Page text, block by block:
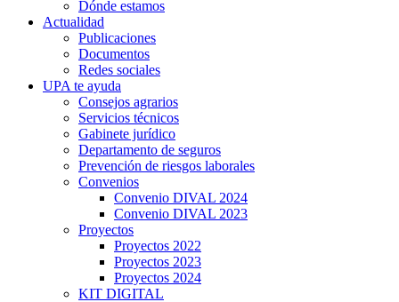
Dónde estamos
Actualidad
Publicaciones
Documentos
Redes sociales
UPA te ayuda
Consejos agrarios
Servicios técnicos
Gabinete jurídico
Departamento de seguros
Prevención de riesgos laborales
Convenios
Convenio DIVAL 2024
Convenio DIVAL 2023
Proyectos
Proyectos 2022
Proyectos 2023
Proyectos 2024
KIT DIGITAL